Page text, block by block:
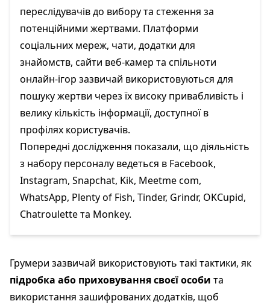
переслідувачів до вибору та стеження за
потенційними жертвами. Платформи
соціальних мереж, чати, додатки для
знайомств, сайти веб-камер та спільноти
онлайн-ігор зазвичай використовуються для
пошуку жертви через їх високу привабливість і
велику кількість інформації, доступної в
профілях користувачів.
Попередні дослідження показали, що діяльність
з набору персоналу ведеться в Facebook,
Instagram, Snapchat, Kik, Meetme com,
WhatsApp, Plenty of Fish, Tinder, Grindr, OKCupid,
Chatroulette та Monkey.
Грумери зазвичай використовують такі тактики, як
підробка або приховування своєї особи та
використання зашифрованих додатків, щоб